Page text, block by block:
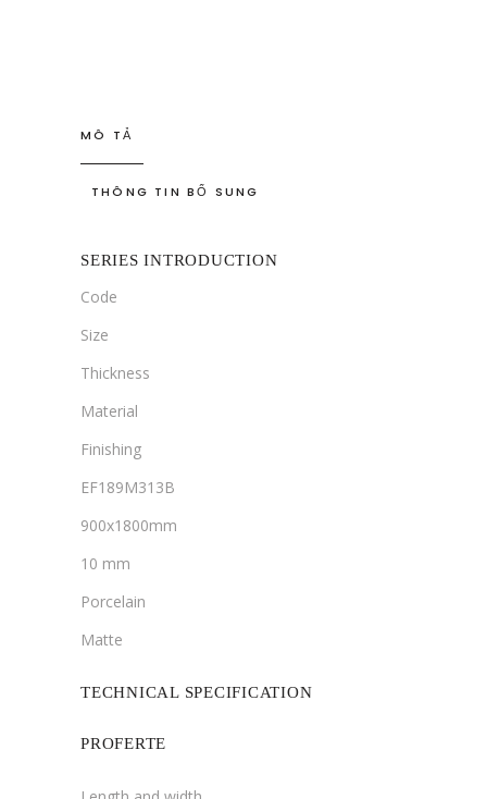
MÔ TẢ
THÔNG TIN BỔ SUNG
SERIES INTRODUCTION
Code
Size
Thickness
Material
Finishing
EF189M313B
900x1800mm
10 mm
Porcelain
Matte
TECHNICAL SPECIFICATION
PROFERTE